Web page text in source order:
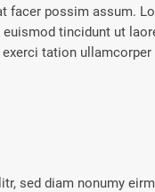
facer possim assum.
tincidunt ut
tation
sed diam nonumy